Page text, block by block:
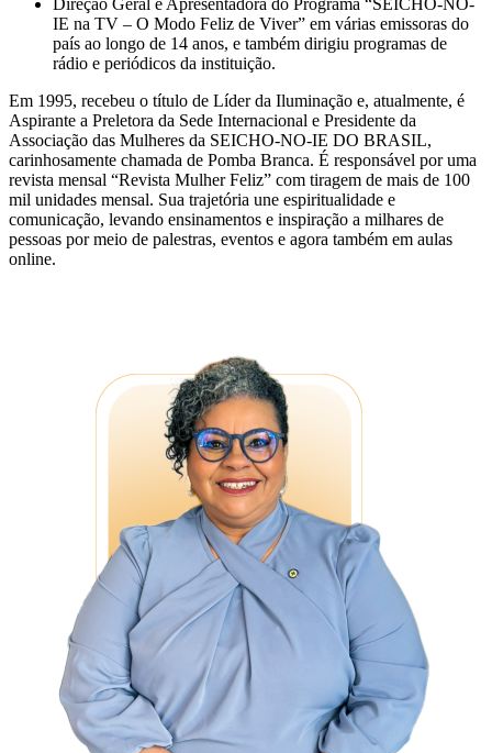
IE na TV – O Modo Feliz de Viver” em várias emissoras do
país ao longo de 14 anos, e também dirigiu programas de
rádio e periódicos da instituição.
Em 1995, recebeu o título de Líder da Iluminação e, atualmente, é
Aspirante a Preletora da Sede Internacional e Presidente da
Associação das Mulheres da SEICHO-NO-IE DO BRASIL,
carinhosamente chamada de Pomba Branca. É responsável por uma
revista mensal “Revista Mulher Feliz” com tiragem de mais de 100
mil unidades mensal. Sua trajetória une espiritualidade e
comunicação, levando ensinamentos e inspiração a milhares de
pessoas por meio de palestras, eventos e agora também em aulas
online.